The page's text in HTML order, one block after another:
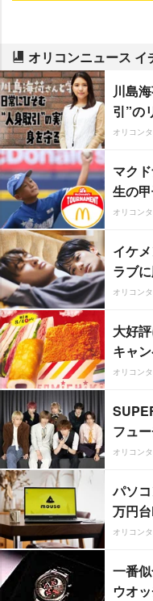
オリコンニュース イ
川島
引”の
オリコン
マク
生の甲
オリコン
イケ
ラブ
オリコン
大好
キャ
オリコン
フュ
オリコン
パソ
万円台
オリコン
一番
ウオ